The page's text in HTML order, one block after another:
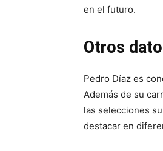
en el futuro.
Otros
Pedro Díaz es
Además de su
las selecciones
destacar en